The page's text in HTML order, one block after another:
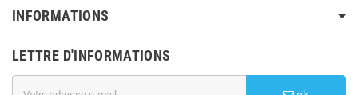
INFORMATIONS
LETTRE D'INFORMATIONS